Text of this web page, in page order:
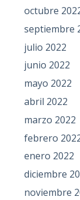
octubre
septiembre
julio 2022
junio 2022
mayo 2022
abril 2022
marzo 2022
febrero
enero 2022
diciembre
noviembre